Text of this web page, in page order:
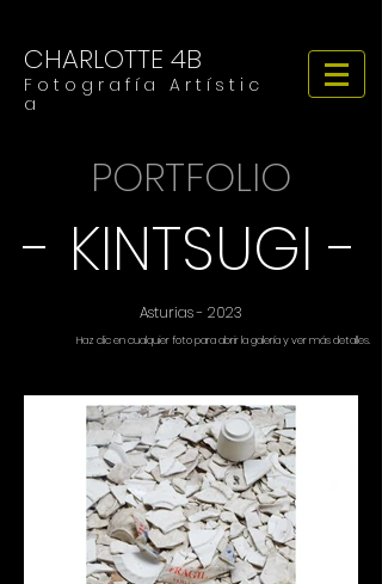
CHARLOTTE 4B
F o t o g r a f í a A r t í s t i c
a
PORTFOLIO
- KINTSUGI -
Asturias - 2023
Haz clic en cualquier foto para abrir la galería y ver más detalles.